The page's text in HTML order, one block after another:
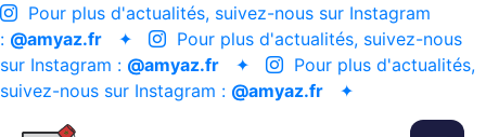
Pour plus d'actualités, suivez-nous sur Instagram
: @amyaz.fr ✦
Pour plus d'actualités, suivez-nous
sur Instagram : @amyaz.fr ✦
Pour plus d'actualités,
suivez-nous sur Instagram : @amyaz.fr ✦